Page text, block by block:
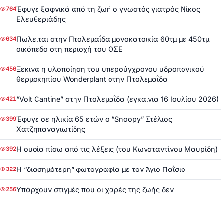
764Έφυγε ξαφνικά από τη ζωή ο γνωστός γιατρός Νίκος
Ελευθεριάδης
634Πωλείται στην Πτολεμαΐδα μονοκατοικία 60τμ με 450τμ
οικόπεδο στη περιοχή του ΟΣΕ
456Ξεκινά η υλοποίηση του υπερσύγχρονου υδροπονικού
θερμοκηπίου Wonderplant στην Πτολεμαΐδα
421“Volt Cantine” στην Πτολεμαΐδα (εγκαίνια 16 Ιουλίου 2026)
399Έφυγε σε ηλικία 65 ετών ο “Snoopy” Στέλιος
Χατζηπαναγιωτίδης
392Η ουσία πίσω από τις λέξεις (του Κωνσταντίνου Μαυρίδη)
322Η “διασημότερη” φωτογραφία με τον Άγιο Παΐσιο
256Υπάρχουν στιγμές που οι χαρές της ζωής δεν